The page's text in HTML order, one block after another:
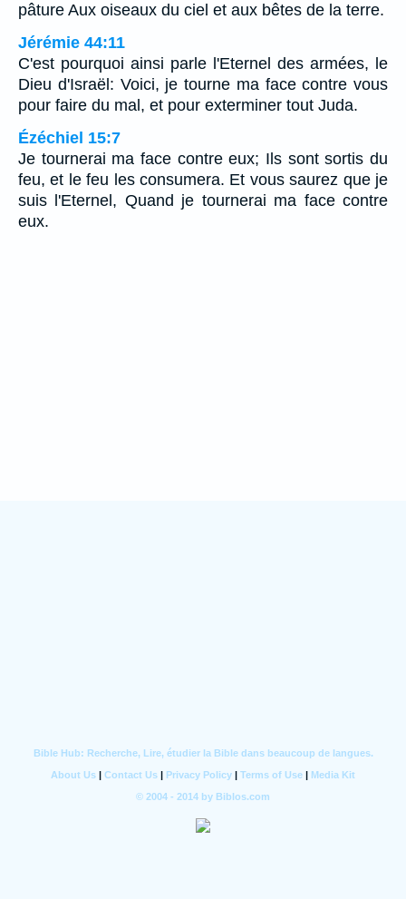
pâture Aux oiseaux du ciel et aux bêtes de la terre.
Jérémie 44:11
C'est pourquoi ainsi parle l'Eternel des armées, le
Dieu d'Israël: Voici, je tourne ma face contre vous
pour faire du mal, et pour exterminer tout Juda.
Ézéchiel 15:7
Je tournerai ma face contre eux; Ils sont sortis du
feu, et le feu les consumera. Et vous saurez que je
suis l'Eternel, Quand je tournerai ma face contre
eux.